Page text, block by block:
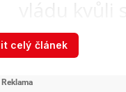
připravuje ...
celý článek